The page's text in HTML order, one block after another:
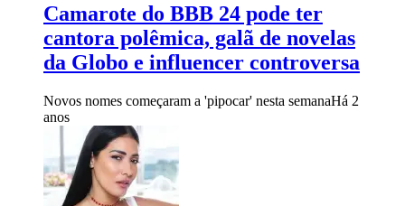
Camarote do BBB 24 pode ter
cantora polêmica, galã de novelas
da Globo e influencer controversa
Novos nomes começaram a 'pipocar' nesta semanaHá 2
anos